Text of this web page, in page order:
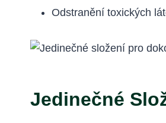
Odstranění toxických
Jedinečné